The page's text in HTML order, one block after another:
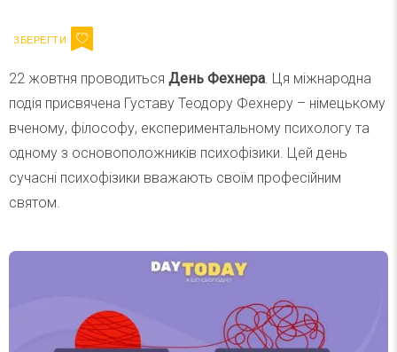
22 жовтня проводиться День Фехнера. Ця міжнародна
подія присвячена Густаву Теодору Фехнеру – німецькому
вченому, філософу, експериментальному психологу та
одному з основоположників психофізики. Цей день
сучасні психофізики вважають своїм професійним
святом.